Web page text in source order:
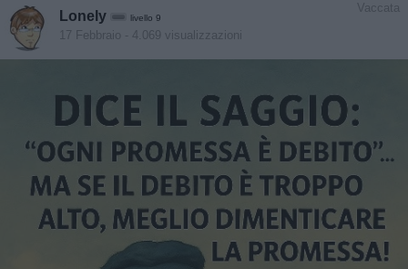
Vaccata
Lonely livello 9
17 Febbraio - 4.069 visualizzazioni